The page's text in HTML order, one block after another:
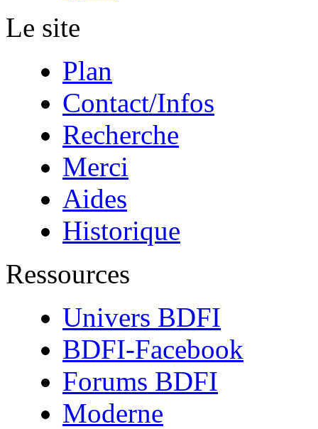
Le site
Plan
Contact/Infos
Recherche
Merci
Aides
Historique
Ressources
Univers BDFI
BDFI-Facebook
Forums BDFI
Moderne